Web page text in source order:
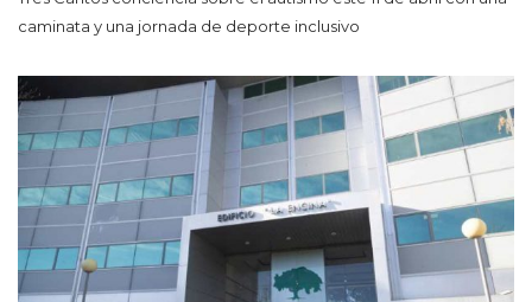
caminata y una jornada de deporte inclusivo